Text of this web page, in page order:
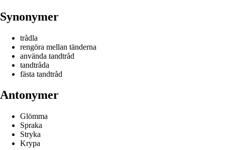
Synonymer
trådla
rengöra mellan tänderna
använda tandtråd
tandtråda
fästa tandtråd
Antonymer
Glömma
Spraka
Stryka
Krypa